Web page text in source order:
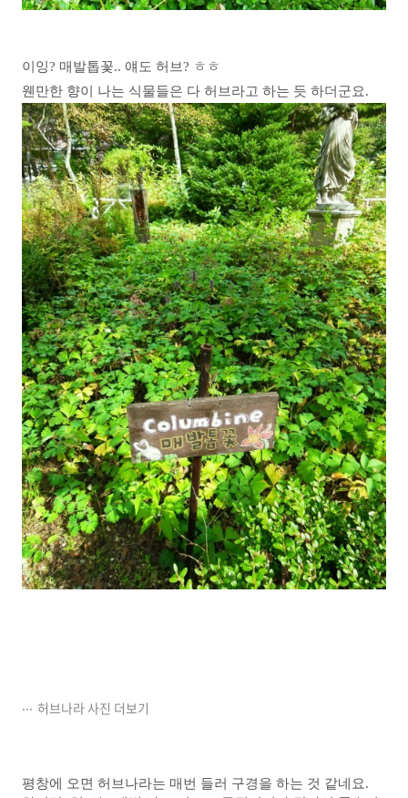
이잉? 매발톱꽃.. 얘도 허브? ㅎㅎ
웬만한 향이 나는 식물들은 다 허브라고 하는 듯 하더군요.
허브나라 사진 더보기
평창에 오면 허브나라는 매번 들러 구경을 하는 것 같네요.